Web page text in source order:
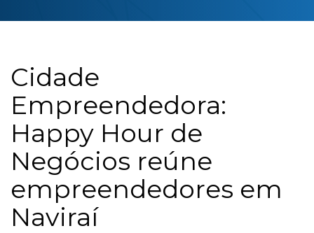
Cidade
Empreendedora:
Happy Hour de
Negócios reúne
empreendedores em
Naviraí